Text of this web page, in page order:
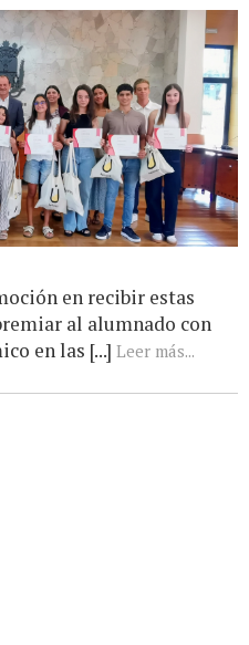
en recibir estas
al alumnado con
en las [...] Leer más...